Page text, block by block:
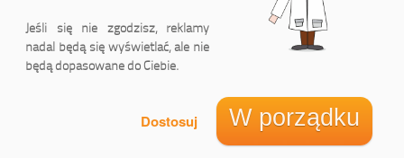
DrTusz Sp. z o.o.
(Pasaż handlowy LIDER)
15-888 Białystok, Polska
Informacja o cookiesJak dojechać
Jeśli się nie zgodzisz, reklamy
nadal będą się wyświetlać, ale nie
będą dopasowane do Ciebie.
W porządku